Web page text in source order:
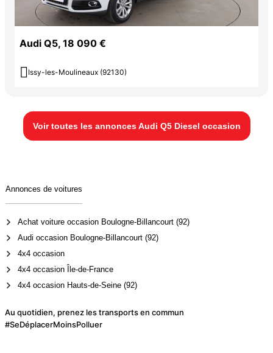
Audi Q5, 18 090 €
 Issy-les-Moulineaux (92130)
Voir toutes les annonces Audi Q5 Diesel occasion
Annonces de voitures
Achat voiture occasion Boulogne-Billancourt (92)
Audi occasion Boulogne-Billancourt (92)
4x4 occasion
4x4 occasion Île-de-France
4x4 occasion Hauts-de-Seine (92)
Au quotidien, prenez les transports en commun
#SeDéplacerMoinsPolluer